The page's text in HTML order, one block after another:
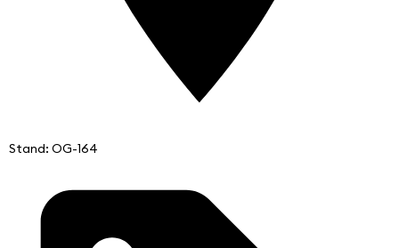
Stand: OG-164